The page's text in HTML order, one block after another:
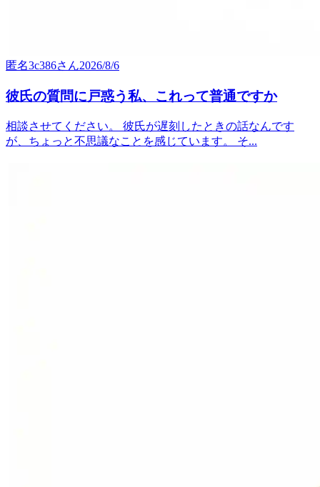
匿名3c386さん2026/8/6
彼氏の質問に戸惑う私、これって普通ですか
相談させてください。 彼氏が遅刻したときの話なんです
が、ちょっと不思議なことを感じています。 そ...